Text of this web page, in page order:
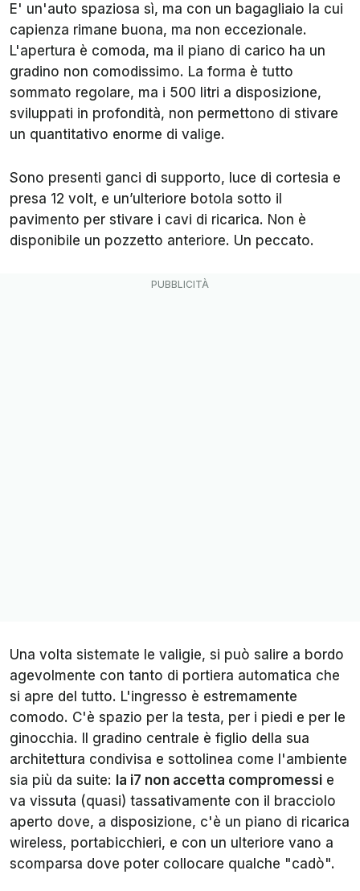
E' un'auto spaziosa sì, ma con un bagagliaio la cui
capienza rimane buona, ma non eccezionale.
L'apertura è comoda, ma il piano di carico ha un
gradino non comodissimo. La forma è tutto
sommato regolare, ma i 500 litri a disposizione,
sviluppati in profondità, non permettono di stivare
un quantitativo enorme di valige.
Sono presenti ganci di supporto, luce di cortesia e
presa 12 volt, e un’ulteriore botola sotto il
pavimento per stivare i cavi di ricarica. Non è
disponibile un pozzetto anteriore. Un peccato.
Una volta sistemate le valigie, si può salire a bordo
agevolmente con tanto di portiera automatica che
si apre del tutto. L'ingresso è estremamente
comodo. C'è spazio per la testa, per i piedi e per le
ginocchia. Il gradino centrale è figlio della sua
architettura condivisa e sottolinea come l'ambiente
sia più da suite: la i7 non accetta compromessi e
va vissuta (quasi) tassativamente con il bracciolo
aperto dove, a disposizione, c'è un piano di ricarica
wireless, portabicchieri, e con un ulteriore vano a
scomparsa dove poter collocare qualche "cadò".